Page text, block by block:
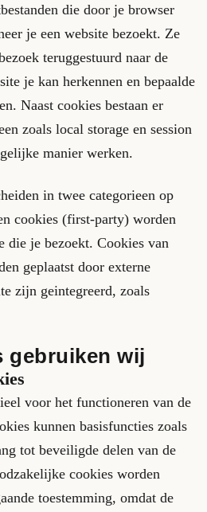
die door je browser
je een website bezoekt. Ze
teruggestuurd naar de
je kan herkennen en bepaalde
Naast cookies bestaan er
zoals local storage en session
manier werken.
in twee categorieen op
cookies (first-party) worden
die je bezoekt. Cookies van
geplaatst door externe
zijn geintegreerd, zoals
gebruiken wij
voor het functioneren van de
kunnen basisfuncties zoals
tot beveiligde delen van de
cookies worden
toestemming, omdat de